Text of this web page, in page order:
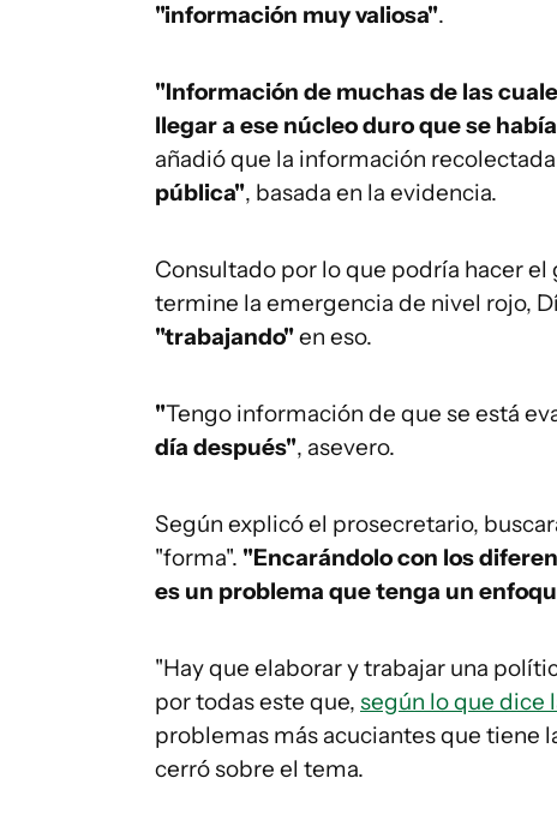
"información muy valiosa".
"Información de muchas de las
llegar a ese núcleo duro que se
añadió que la información
pública", basada en la evidencia.
Consultado por lo que podría hacer
termine la emergencia de nivel rojo,
"trabajando"en eso.
"Tengo información de que se está
día después", asevero.
Según explicó el prosecretario,
"forma". "Encarándolo con los
es un problema que tenga un
"Hay que elaborar y trabajar una
por todas este que, según lo que dice
problemas más acuciantes que tiene
cerró sobre el tema.